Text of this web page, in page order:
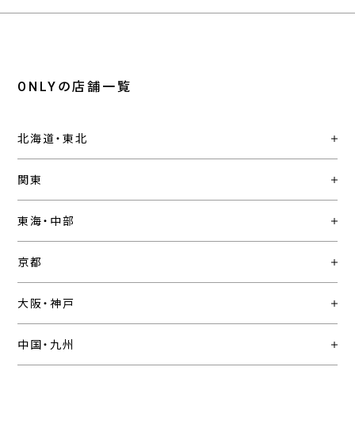
ONLYの店舗一覧
北海道・東北
関東
東海・中部
京都
大阪・神戸
中国・九州